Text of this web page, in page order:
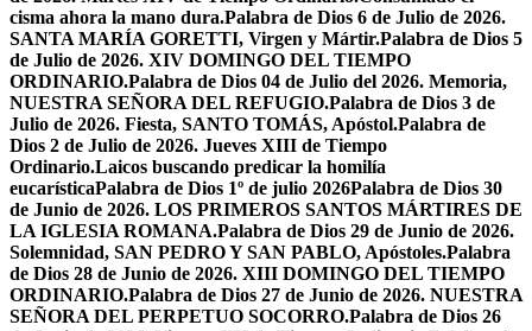
cisma ahora la mano dura.Palabra de Dios 6 de Julio de 2026.
SANTA MARÍA GORETTI, Virgen y Mártir.Palabra de Dios 5
de Julio de 2026. XIV DOMINGO DEL TIEMPO
ORDINARIO.Palabra de Dios 04 de Julio del 2026. Memoria,
NUESTRA SEÑORA DEL REFUGIO.Palabra de Dios 3 de
Julio de 2026. Fiesta, SANTO TOMÁS, Apóstol.Palabra de
Dios 2 de Julio de 2026. Jueves XIII de Tiempo
Ordinario.Laicos buscando predicar la homilía
eucarísticaPalabra de Dios 1º de julio 2026Palabra de Dios 30
de Junio de 2026. LOS PRIMEROS SANTOS MÁRTIRES DE
LA IGLESIA ROMANA.Palabra de Dios 29 de Junio de 2026.
Solemnidad, SAN PEDRO Y SAN PABLO, Apóstoles.Palabra
de Dios 28 de Junio de 2026. XIII DOMINGO DEL TIEMPO
ORDINARIO.Palabra de Dios 27 de Junio de 2026. NUESTRA
SEÑORA DEL PERPETUO SOCORRO.Palabra de Dios 26